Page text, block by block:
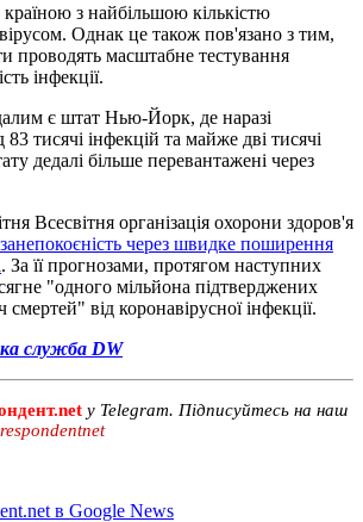
з найбільшою кількістю
Однак це також пов'язано з тим,
проводять масштабне тестування
інфекції.
є штат Нью-Йорк, де наразі
тисячі інфекцій та майже дві тисячі
дедалі більше перевантажені через
Всесвітня організація охорони здоров'я
через швидке поширення
. За її прогнозами, протягом наступних
"одного мільйона підтверджених
смертей" від коронавірусної інфекції.
служба DW
у Telegram. Підписуйтесь на наш
в Google News